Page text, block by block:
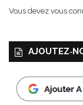
Vous devez vous